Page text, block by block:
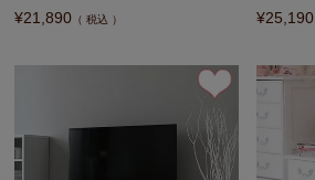
¥21,890 税込
¥25,190